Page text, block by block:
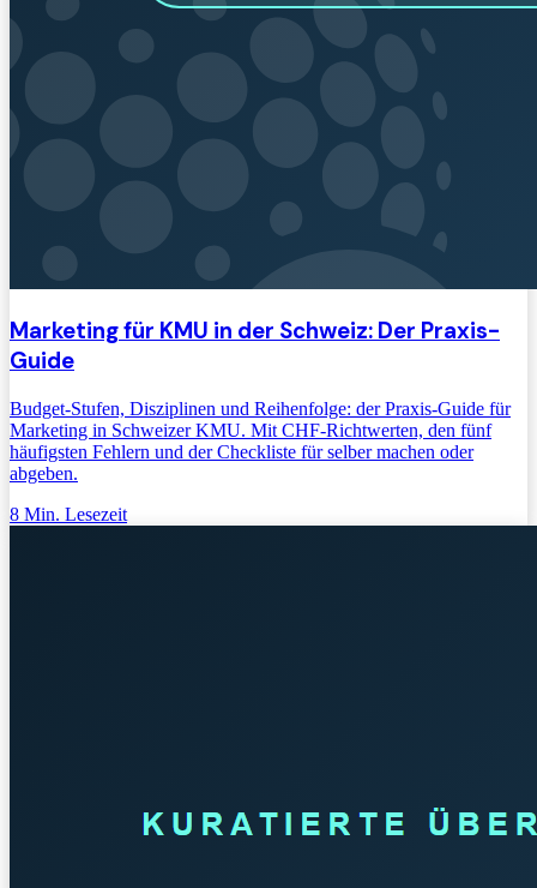
Marketing für KMU in der Schweiz: Der Praxis-
Guide
Budget-Stufen, Disziplinen und Reihenfolge: der Praxis-Guide für
Marketing in Schweizer KMU. Mit CHF-Richtwerten, den fünf
häufigsten Fehlern und der Checkliste für selber machen oder
abgeben.
8 Min. Lesezeit